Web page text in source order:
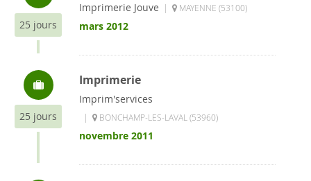
25 jours
Imprimerie Jouve | MAYENNE (53100)
mars 2012
25 jours
Imprimerie
Imprim'services
| BONCHAMP-LES-LAVAL (53960)
novembre 2011